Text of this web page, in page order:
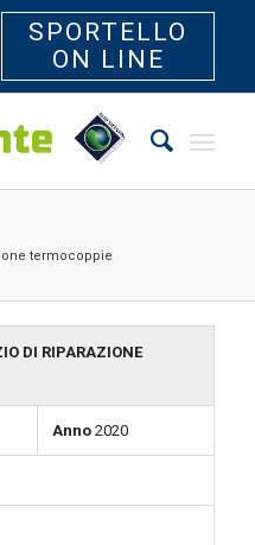
SPORTELLO
ON LINE
termocoppie
DI RIPARAZIONE
Anno2020